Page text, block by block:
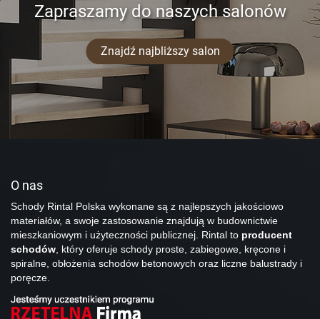
Zapraszamy do naszych salonów
Znajdź najbliższy salon
O nas
Schody Rintal Polska wykonane są z najlepszych jakościowo
materiałów, a swoje zastosowanie znajdują w budownictwie
mieszkaniowym i użyteczności publicznej. Rintal to producent
schodów , który oferuje schody proste, zabiegowe, kręcone i
spiralne, obłożenia schodów betonowych oraz liczne balustrady i
poręcze.